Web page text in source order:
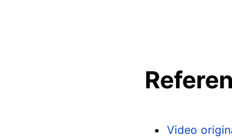
Video